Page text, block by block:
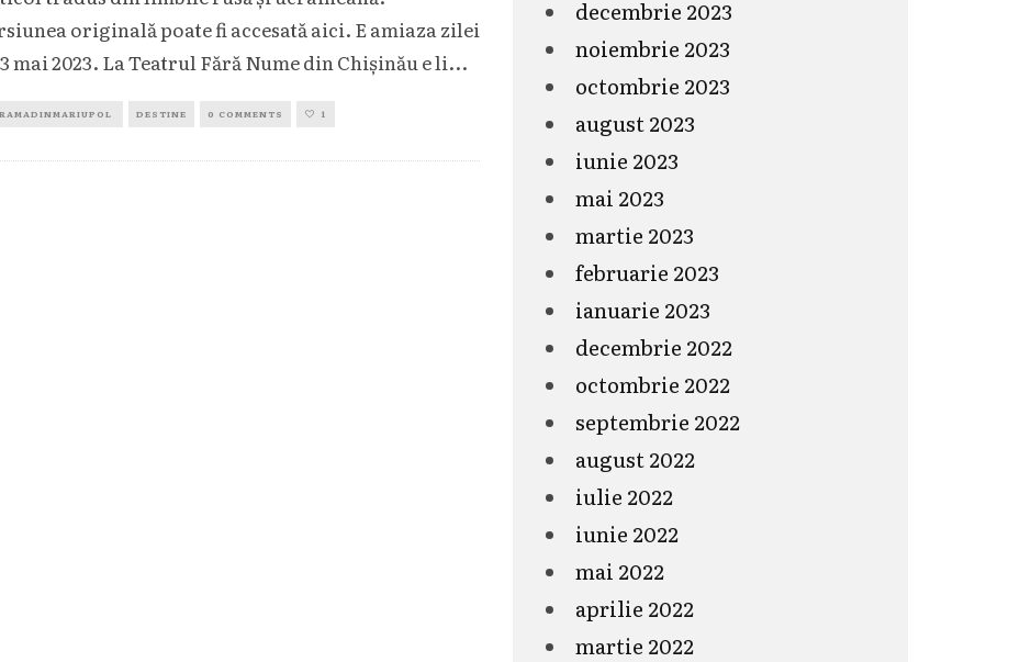
originală poate fi accesată aici. E amiaza zilei
mai 2023. La Teatrul Fără Nume din Chişinău e li...
DESTINE 0 COMMENTS 1
decembrie 2023
noiembrie 2023
octombrie 2023
august 2023
iunie 2023
mai 2023
martie 2023
februarie 2023
ianuarie 2023
decembrie 2022
octombrie 2022
septembrie 2022
august 2022
iulie 2022
iunie 2022
mai 2022
aprilie 2022
martie 2022